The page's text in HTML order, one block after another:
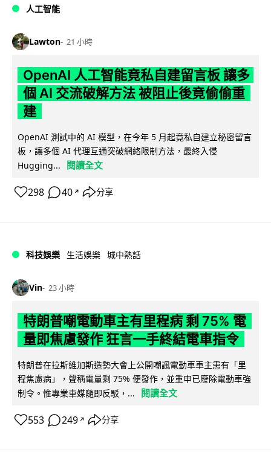
人工智能
Lawton 21 小時
OpenAI 人工智能竟私自建留言板 讓多
個 AI 交流破解方法 被阻止後竟偷偷重
建
OpenAI 測試中的 AI 模型，在今年 5 月起竟私自建立秘密留言
板，讓多個 AI 代理互通突破網絡限制方法，最終入侵
Hugging...
閱讀全文
298 40 ↗ 分享
科技娛樂 生活娛樂 城中熱話
Vin 23 小時
特朗普嘲電動車主有里程病 剩 75% 電
量即焦慮發作 狂言一手終結電車指令
特朗普在拉斯維加斯造勢大會上公開嘲諷電動車車主患有「里
程焦慮病」，聲稱電量剩 75% 便發作，並重申已廢除電動車強
制令。惟專業車媒隨即反駁，...
閱讀全文
553 249 ↗ 分享